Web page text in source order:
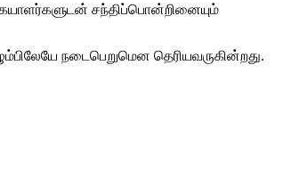
சந்திப்பொன்றினையும்
நடைபெறுமென தெரியவருகின்றது.